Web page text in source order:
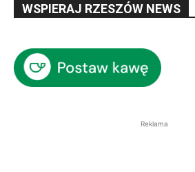
WSPIERAJ RZESZÓW NEWS
Reklama